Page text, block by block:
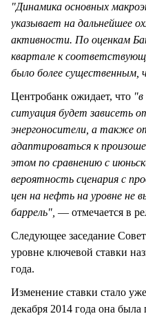
"Динамика основных
указывает на дальнейшее
активности. По оценкам
квартале к
было более существенным,
Центробанк ожидает, что "в
ситуация будет зависеть
энергоносители, а также
адаптироваться к
этом по сравнению с
вероятность сценария с
цен на нефть на уровне не
баррель", — отмечается в
Следующее заседание
уровне ключевой ставки
года.
Изменение ставки стало
декабря 2014 года она